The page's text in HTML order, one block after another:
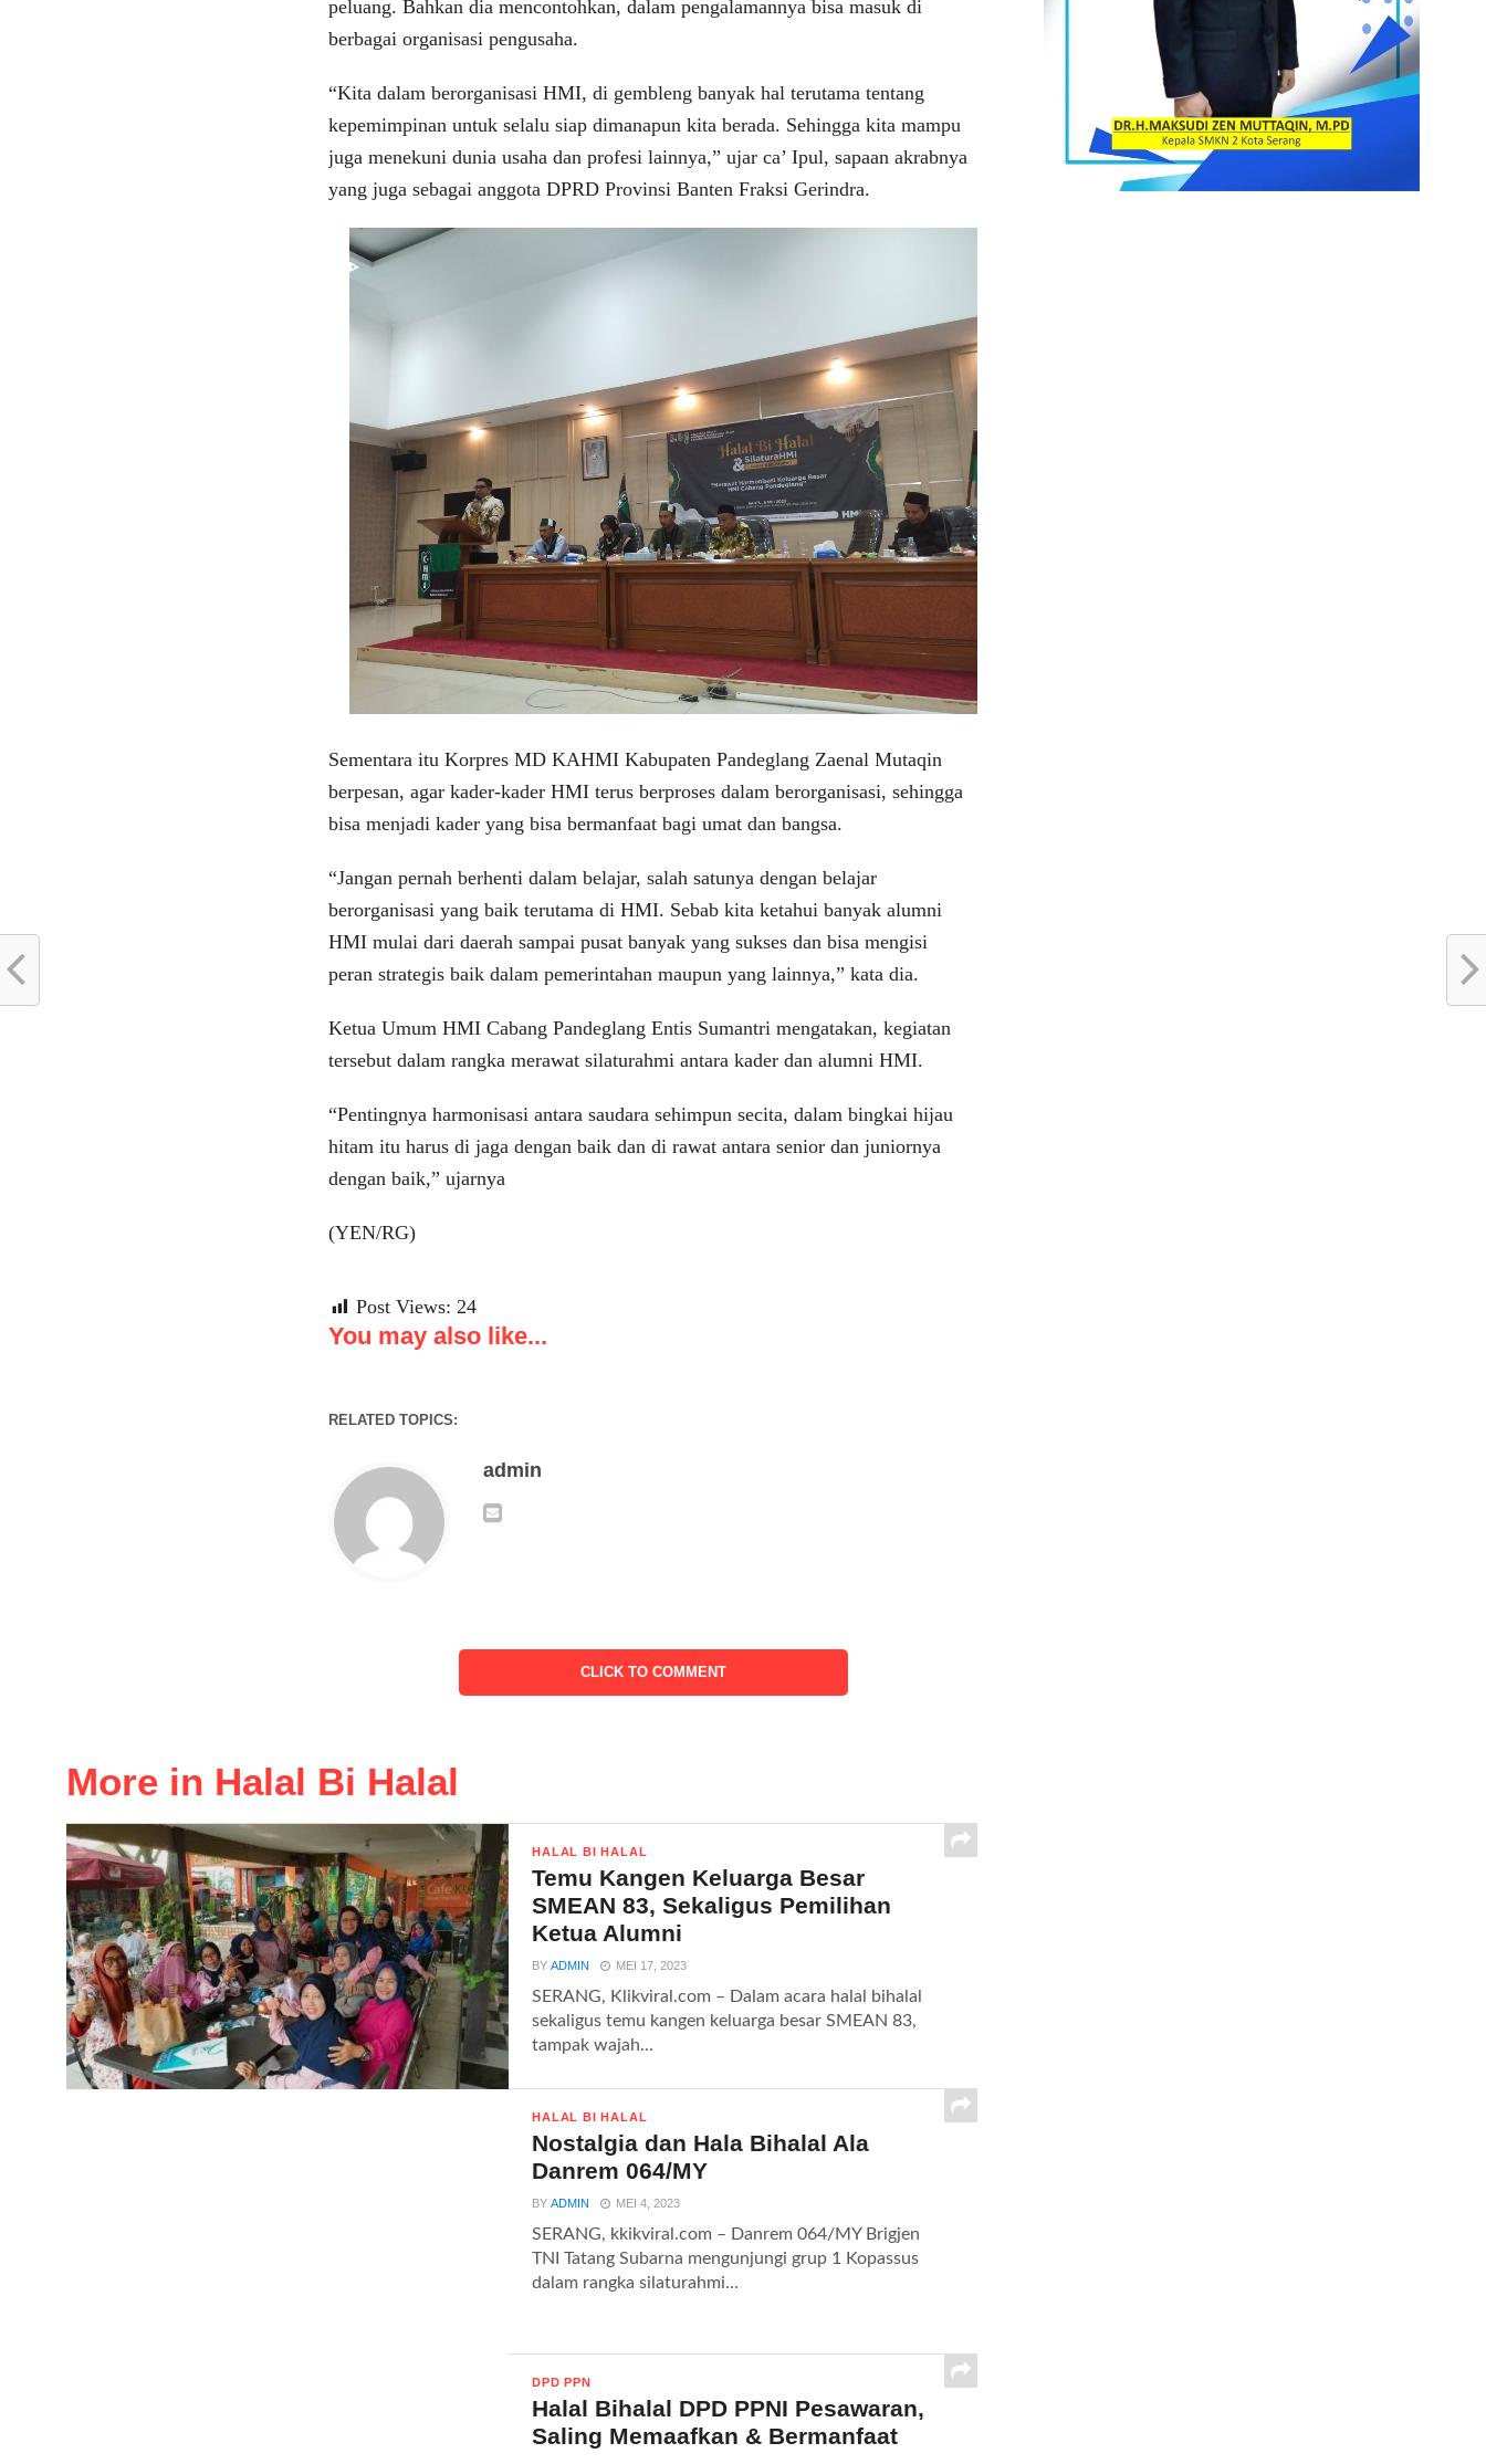
peluang. Bahkan dia mencontohkan, dalam pengalamannya bisa masuk di
berbagai organisasi pengusaha.
“Kita dalam berorganisasi HMI, di gembleng banyak hal terutama tentang
kepemimpinan untuk selalu siap dimanapun kita berada. Sehingga kita mampu
juga menekuni dunia usaha dan profesi lainnya,” ujar ca’ Ipul, sapaan akrabnya
yang juga sebagai anggota DPRD Provinsi Banten Fraksi Gerindra.
Sementara itu Korpres MD KAHMI Kabupaten Pandeglang Zaenal Mutaqin
berpesan, agar kader-kader HMI terus berproses dalam berorganisasi, sehingga
bisa menjadi kader yang bisa bermanfaat bagi umat dan bangsa.
“Jangan pernah berhenti dalam belajar, salah satunya dengan belajar
berorganisasi yang baik terutama di HMI. Sebab kita ketahui banyak alumni
HMI mulai dari daerah sampai pusat banyak yang sukses dan bisa mengisi
peran strategis baik dalam pemerintahan maupun yang lainnya,” kata dia.
Ketua Umum HMI Cabang Pandeglang Entis Sumantri mengatakan, kegiatan
tersebut dalam rangka merawat silaturahmi antara kader dan alumni HMI.
“Pentingnya harmonisasi antara saudara sehimpun secita, dalam bingkai hijau
hitam itu harus di jaga dengan baik dan di rawat antara senior dan juniornya
dengan baik,” ujarnya
(YEN/RG)
Post Views: 24
You may also like...
RELATED TOPICS:
admin
CLICK TO COMMENT
More in Halal Bi Halal
HALAL BI HALAL
Temu Kangen Keluarga Besar
SMEAN 83, Sekaligus Pemilihan
Ketua Alumni
BYADMIN MEI 17, 2023
SERANG, Klikviral.com – Dalam acara halal bihalal
sekaligus temu kangen keluarga besar SMEAN 83,
tampak wajah...
HALAL BI HALAL
Nostalgia dan Hala Bihalal Ala
Danrem 064/MY
BYADMIN MEI 4, 2023
SERANG, kkikviral.com – Danrem 064/MY Brigjen
TNI Tatang Subarna mengunjungi grup 1 Kopassus
dalam rangka silaturahmi...
DPD PPN
Halal Bihalal DPD PPNI Pesawaran,
Saling Memaafkan & Bermanfaat